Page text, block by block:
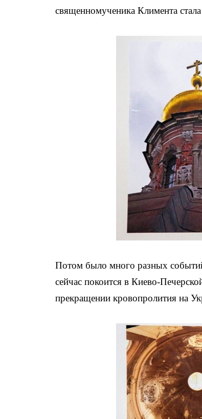
священномученика Климента
Потом было много разных
сейчас покоится в Киево-
прекращении кровопролития на